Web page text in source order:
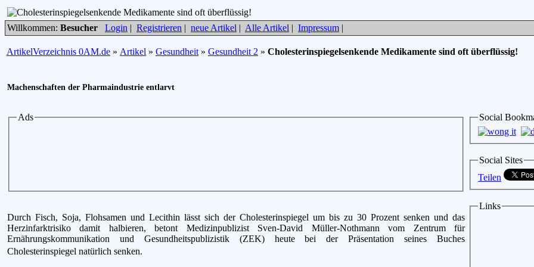
Willkommen: Besucher Login | Registrieren | neue Artikel | Alle Artikel | Impressum |
ArtikelVerzeichnis 0AM.de » Artikel » Gesundheit » Gesundheit 2 » Cholesterinspiegelsenkende Medikamente sind oft überflüssig!
Machenschaften der Pharmaindustrie entlarvt
Ads
Durch Fisch, Soja, Flohsamen und Lecithin lässt sich der Cholesterinspiegel um bis zu 30 Prozent senken und das
Herzinfarktrisiko damit halbieren, betont Medizinpublizist Sven-David Müller-Nothmann vom Zentrum für
Ernährungskommunikation und Gesundheitspublizistik (ZEK) heute bei der Präsentation seines Buches
Cholesterinspiegel natürlich senken.
Social
Social Sites
Teilen
Links